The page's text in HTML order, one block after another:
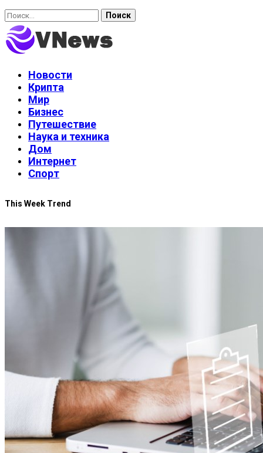
Найти:
Новости
Крипта
Мир
Бизнес
Путешествие
Наука и техника
Дом
Интернет
Спорт
This Week Trend